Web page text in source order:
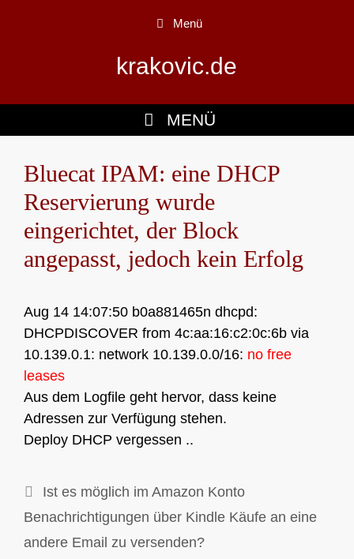
Menü
krakovic.de
MENÜ
Bluecat IPAM: eine DHCP
Reservierung wurde
eingerichtet, der Block
angepasst, jedoch kein Erfolg
Aug 14 14:07:50 b0a881465n dhcpd:
DHCPDISCOVER from 4c:aa:16:c2:0c:6b via
10.139.0.1: network 10.139.0.0/16: no free
leases
Aus dem Logfile geht hervor, dass keine
Adressen zur Verfügung stehen.
Deploy DHCP vergessen ..
Ist es möglich im Amazon Konto
Benachrichtigungen über Kindle Käufe an eine
andere Email zu versenden?